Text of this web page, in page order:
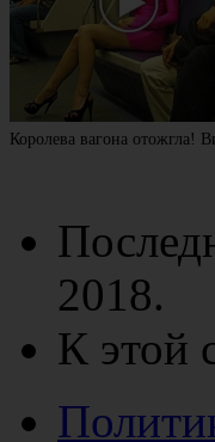
Королева вагона отожгла!
2018.
К этой